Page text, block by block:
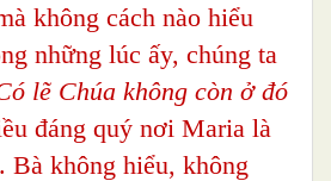
không cách nào hiểu
những lúc ấy, chúng ta
lẽ Chúa không còn ở đó
đáng quý nơi Maria là
Bà không hiểu, không